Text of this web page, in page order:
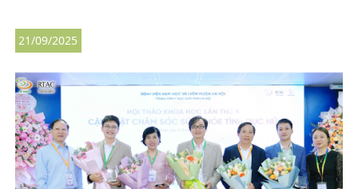
21/09/2025